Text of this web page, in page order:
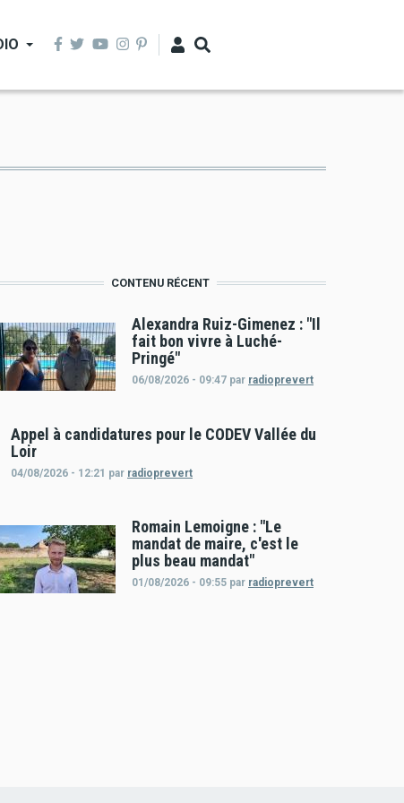
CONTENU RÉCENT
Alexandra Ruiz-Gimenez : "Il
fait bon vivre à Luché-
Pringé"
06/08/2026 - 09:47 par radioprevert
Appel à candidatures pour le CODEV Vallée du
Loir
04/08/2026 - 12:21 par radioprevert
Romain Lemoigne : "Le
mandat de maire, c'est le
plus beau mandat"
01/08/2026 - 09:55 par radioprevert